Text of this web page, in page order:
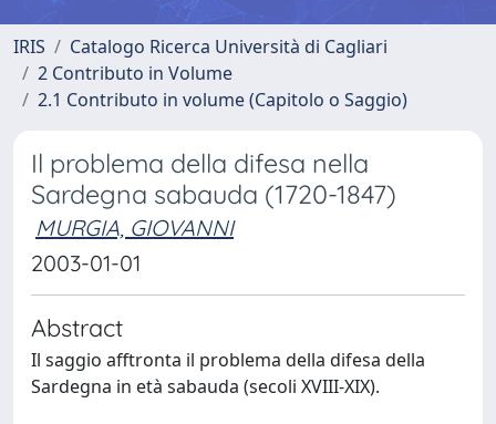
IRIS
Catalogo Ricerca Università di Cagliari
2 Contributo in Volume
2.1 Contributo in volume (Capitolo o Saggio)
Il problema della difesa nella
Sardegna sabauda (1720-1847)
MURGIA, GIOVANNI
2003-01-01
Abstract
Il saggio afftronta il problema della difesa della
Sardegna in età sabauda (secoli XVIII-XIX).